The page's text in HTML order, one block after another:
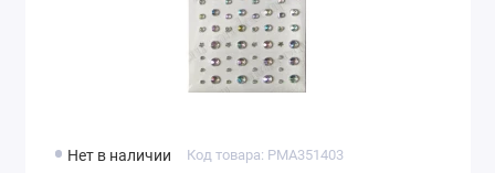
Нет в наличии Код товара: PMA351403